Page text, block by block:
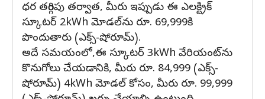
ధర తగ్గింపు తర్వాత, మీరు ఇప్పుడు ఈ ఎలక్ట్రిక్
స్కూటర్ 2kWh మోడల్‌ను రూ. 69,999కి
పొందుతారు (ఎక్స్-షోరూమ్).
అదే సమయంలో,ఈ స్కూటర్ 3kWh వేరియంట్‌ను
కొనుగోలు చేయడానికి, మీరు రూ. 84,999 (ఎక్స్-
షోరూమ్) 4kWh మోడల్ కోసం, మీరు రూ. 99,999